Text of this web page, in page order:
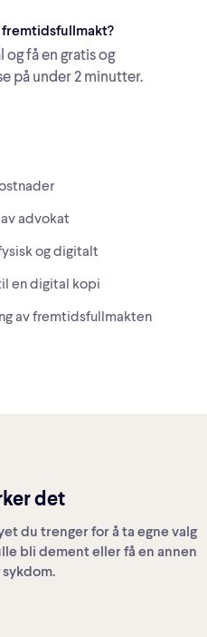
fremtidsfullmakt?
og få en gratis og
på under 2 minutter.
advokat
og digitalt
en digital kopi
av fremtidsfullmakten
det
du trenger for å ta egne valg
bli dement eller få en annen